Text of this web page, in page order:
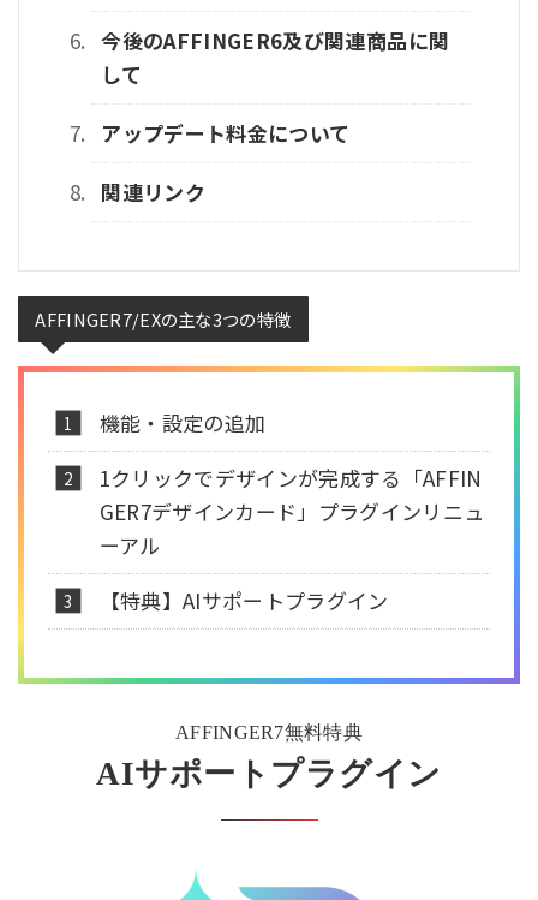
今後のAFFINGER6及び関連商品に関
して
アップデート料金について
関連リンク
AFFINGER7/EXの主な3つの特徴
機能・設定の追加
1クリックでデザインが完成する「AFFIN
GER7デザインカード」プラグインリニュ
ーアル
【特典】AIサポートプラグイン
AFFINGER7無料特典
AIサポートプラグイン